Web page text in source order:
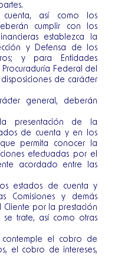
cuenta, así como los
cumplir con los
establezca la
y Defensa de los
y para Entidades
Federal del
de carácter
general, deberán
presentación de la
de cuenta y en los
permita conocer la
efectuadas por el
acordado entre las
estados de cuenta y
Comisiones y demás
por la prestación
trate, así como otras
contemple el cobro de
el cobro de intereses,